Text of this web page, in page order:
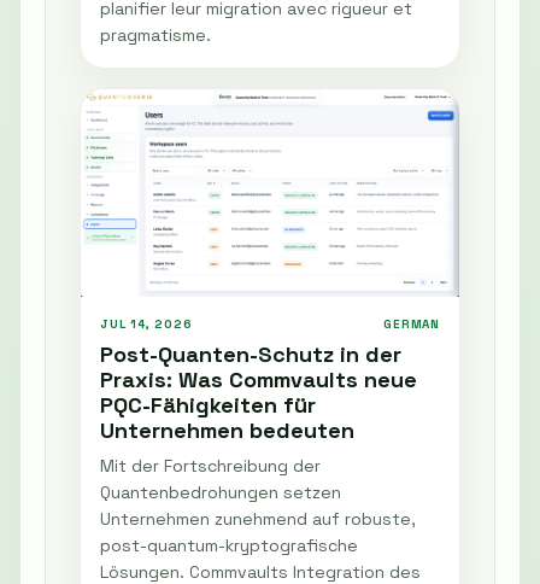
planifier leur migration avec rigueur et
pragmatisme.
JUL 14, 2026 GERMAN
Post-Quanten-Schutz in der
Praxis: Was Commvaults neue
PQC-Fähigkeiten für
Unternehmen bedeuten
Mit der Fortschreibung der
Quantenbedrohungen setzen
Unternehmen zunehmend auf robuste,
post-quantum-kryptografische
Lösungen. Commvaults Integration des